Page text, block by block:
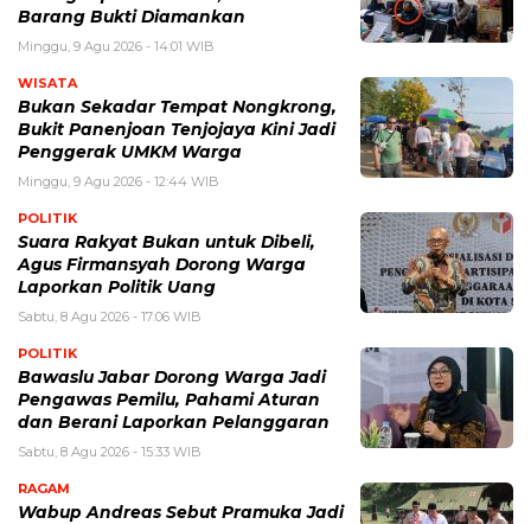
Barang Bukti Diamankan
Minggu, 9 Agu 2026 - 14:01 WIB
WISATA
Bukan Sekadar Tempat Nongkrong,
Bukit Panenjoan Tenjojaya Kini Jadi
Penggerak UMKM Warga
Minggu, 9 Agu 2026 - 12:44 WIB
POLITIK
Suara Rakyat Bukan untuk Dibeli,
Agus Firmansyah Dorong Warga
Laporkan Politik Uang
Sabtu, 8 Agu 2026 - 17:06 WIB
POLITIK
Bawaslu Jabar Dorong Warga Jadi
Pengawas Pemilu, Pahami Aturan
dan Berani Laporkan Pelanggaran
Sabtu, 8 Agu 2026 - 15:33 WIB
RAGAM
Wabup Andreas Sebut Pramuka Jadi